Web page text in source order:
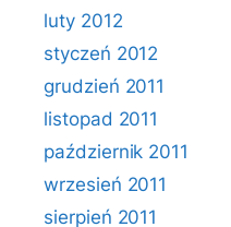
luty 2012
styczeń 2012
grudzień 2011
listopad 2011
październik 2011
wrzesień 2011
sierpień 2011